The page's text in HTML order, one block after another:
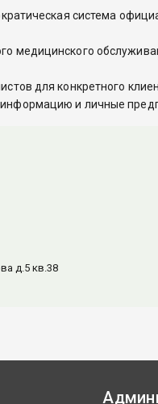
система
медицинского
для конкретного
и личные
д.5 кв.38